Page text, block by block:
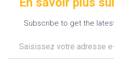
Subscribe to get the